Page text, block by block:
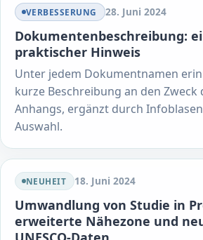
VERBESSERUNG 28. Juni 2024
Dokumentenbeschreibung:
praktischer Hinweis
Unter jedem Dokumentnamen
kurze Beschreibung an den Zweck
Anhangs, ergänzt durch
Auswahl.
NEUHEIT 18. Juni 2024
Umwandlung von Studie in
erweiterte Nähezone und